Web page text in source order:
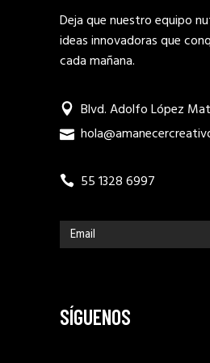
Deja que nuestro equipo
ideas innovadoras que
cada mañana.
Blvd. Adolfo López
55 1328 6997
SÍGUENOS